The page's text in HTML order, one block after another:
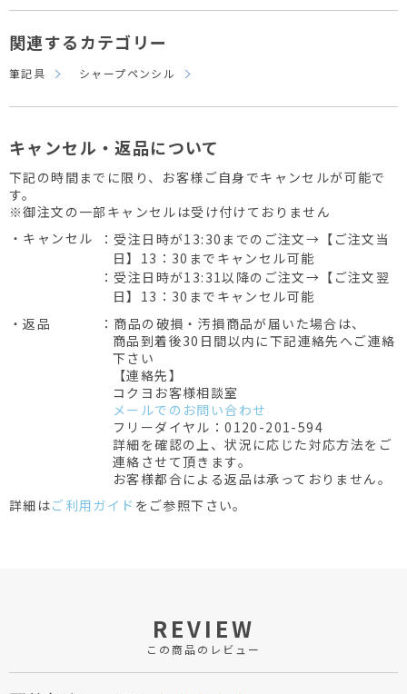
関連するカテゴリー
筆記具 シャープペンシル
キャンセル・返品について
下記の時間までに限り、お客様ご自身でキャンセルが可能で
す。
※御注文の一部キャンセルは受け付けておりません
・キャンセル
：受注日時が13:30までのご注文→【ご注文当
日】13：30までキャンセル可能
：受注日時が13:31以降のご注文→【ご注文翌
日】13：30までキャンセル可能
・返品
：商品の破損・汚損商品が届いた場合は、
商品到着後30日間以内に下記連絡先へご連絡
下さい
【連絡先】
コクヨお客様相談室
メールでのお問い合わせ
フリーダイヤル：0120-201-594
詳細を確認の上、状況に応じた対応方法をご
連絡させて頂きます。
お客様都合による返品は承っておりません。
詳細はご利用ガイド をご参照下さい。
REVIEW
この商品のレビュー